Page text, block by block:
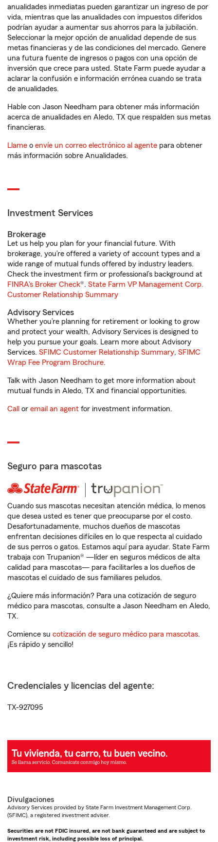
anualidades inmediatas pueden garantizar un ingreso de por
vida, mientras que las anualidades con impuestos diferidos
podrían ayudar a aumentar sus ahorros para la jubilación.
Seleccionar la mejor opción de anualidad depende de sus
metas financieras y de las condiciones del mercado. Genere
una futura fuente de ingresos o pagos con una opción de
inversión que crece para usted. State Farm puede ayudar a
aclarar la confusión e información errónea cuando se trata
de anualidades.
Hable con Jason Needham para obtener más información
acerca de anualidades en Aledo, TX que respalden sus metas
financieras.
Llame o envíe un correo electrónico al agente para obtener
más información sobre Anualidades.
Investment Services
Brokerage
Let us help you plan for your financial future. With
brokerage, you’re offered a variety of account types and a
wide range of mutual funds offered by industry leaders.
Check the investment firm or professional’s background at
FINRA's Broker Check®. State Farm VP Management Corp.
Customer Relationship Summary
Advisory Services
Whether you’re planning for retirement or looking to grow
and protect your wealth, Advisory Services is designed to
help you pursue your goals. Learn more about Advisory
Services. SFIMC Customer Relationship Summary, SFIMC
Wrap Fee Program Brochure.
Talk with Jason Needham to get more information about
mutual funds in Aledo, TX and financial opportunities.
Call or email an agent for investment information.
Seguro para mascotas
Cuando sus mascotas necesitan atención médica, lo menos
que desea usted es tener que preocuparse por el costo.
Desafortunadamente, muchos dueños de mascotas
enfrentan decisiones difíciles en lo que respecta al cuidado
de sus perros o gatos. Estamos aquí para ayudar. State Farm
trabaja con Trupanion® —líder en seguros médicos de alta
calidad para mascotas— para facilitarles a los dueños de
mascotas el cuidado de sus familiares peludos.
¿Quiere más información? Para una cotización de seguro
médico para mascotas, consulte a Jason Needham en Aledo,
TX.
Comience su cotización de seguro médico para mascotas.
¡Es rápido y sencillo!
Credenciales y licencias del agente:
TX-927095
Divulgaciones
Advisory Services provided by State Farm Investment Management Corp.
(SFIMC), a registered investment adviser.
Securities are not FDIC insured, are not bank guaranteed and are subject to
investment risk, including possible loss of principal.